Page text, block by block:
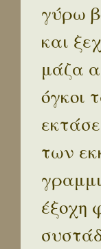
γύρω
και
μάζα
όγκοι
των
έξοχη